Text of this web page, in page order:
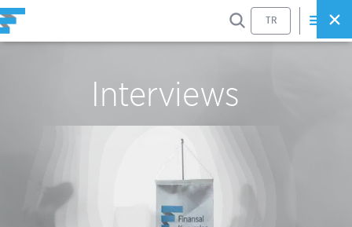
TR
Interviews